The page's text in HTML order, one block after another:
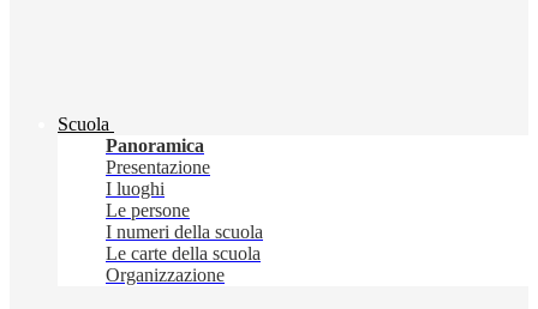
Scuola
Panoramica
Presentazione
I luoghi
Le persone
I numeri della scuola
Le carte della scuola
Organizzazione